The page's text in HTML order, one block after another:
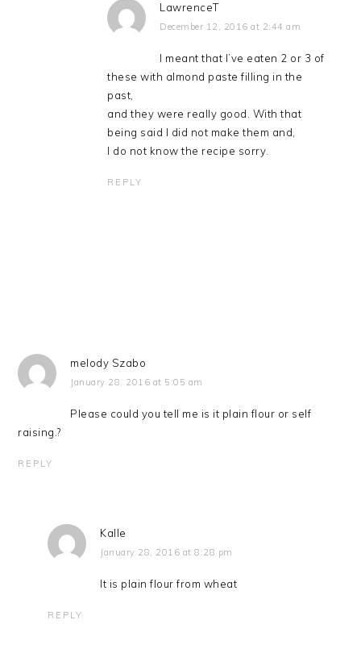
LawrenceT
December 12, 2016 at 2:44 am
I meant that I’ve eaten 2 or 3 of
these with almond paste filling in the
past,
and they were really good. With that
being said I did not make them and,
I do not know the recipe sorry.
REPLY
melody Szabo
January 28, 2016 at 5:05 am
Please could you tell me is it plain flour or self
raising.?
REPLY
Kalle
January 28, 2016 at 8:28 pm
It is plain flour from wheat
REPLY